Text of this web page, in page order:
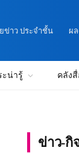
ข่าว ประจำชั้น ผ
ะน่ารู้ คลังสื่
ข่าว-กิ